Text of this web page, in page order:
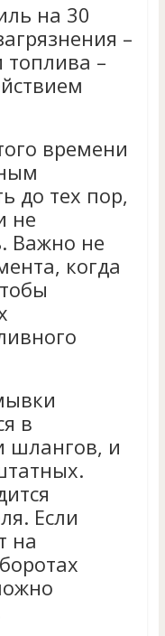
на 30
–
топлива –
времени
до тех пор,
не
Важно не
когда
в
шлангов, и
Если
на